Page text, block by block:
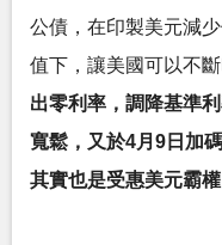
公債，在印製美元減
值下，讓美國可以不斷
出零利率，調降基準
寬鬆，又於4月9日加
其實也是受惠美元霸